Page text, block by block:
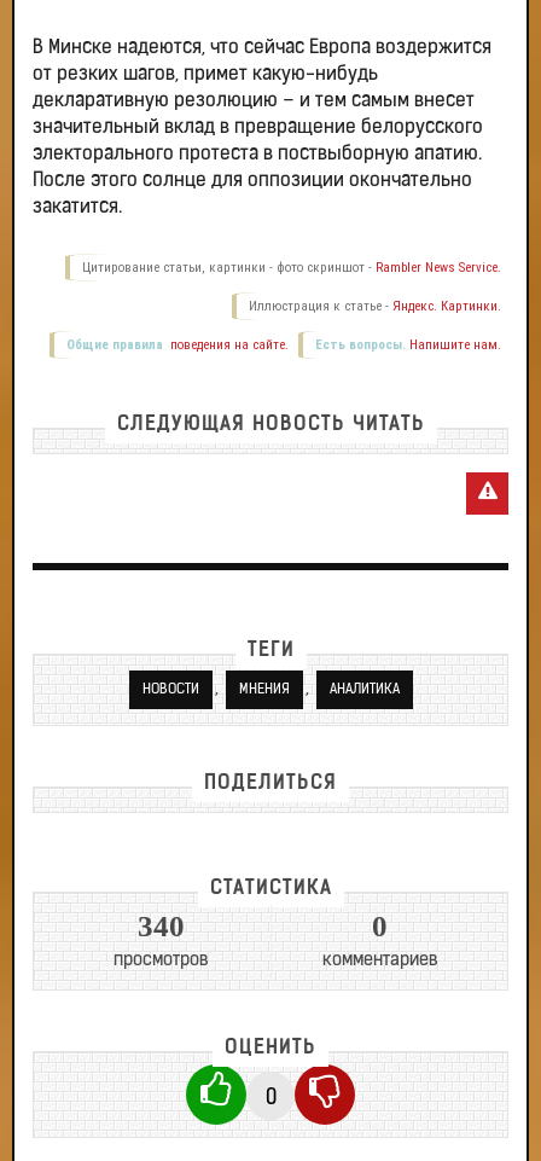
В Минске надеются, что сейчас Европа воздержится
от резких шагов, примет какую-нибудь
декларативную резолюцию – и тем самым внесет
значительный вклад в превращение белорусского
электорального протеста в поствыборную апатию.
После этого солнце для оппозиции окончательно
закатится.
Цитирование статьи, картинки - фото скриншот - Rambler News Service.
Иллюстрация к статье - Яндекс. Картинки.
Есть вопросы. Напишите нам.
Общие правила поведения на сайте.
СЛЕДУЮЩАЯ НОВОСТЬ ЧИТАТЬ
ТЕГИ
НОВОСТИ , МНЕНИЯ , АНАЛИТИКА
ПОДЕЛИТЬСЯ
СТАТИСТИКА
340
просмотров
0
комментариев
ОЦЕНИТЬ
0